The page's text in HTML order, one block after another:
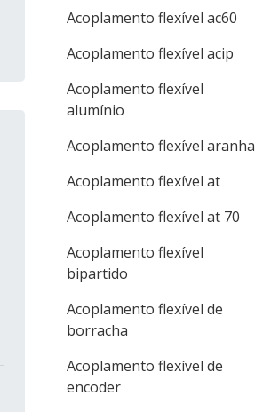
Acoplamento flexível ac60
Acoplamento flexível acip
Acoplamento flexível
alumínio
Acoplamento flexível aranha
Acoplamento flexível at
Acoplamento flexível at 70
Acoplamento flexível
bipartido
Acoplamento flexível de
borracha
Acoplamento flexível de
encoder